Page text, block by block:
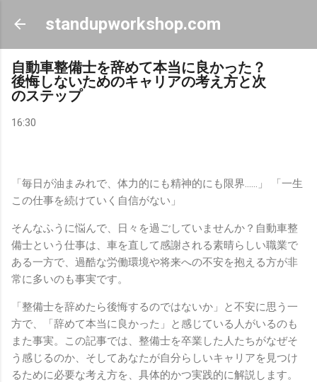
スキップしてメイン コンテンツに移動
standupworkshop.com
自動車整備士を辞めて本当に良かった？
後悔しないためのキャリアの考え方と次
のステップ
16:30
「毎日が油まみれで、体力的にも精神的にも限界……」 「一生
この仕事を続けていく自信がない」
そんなふうに悩んで、日々を過ごしていませんか？自動車整
備士という仕事は、車を直して感謝される素晴らしい職業で
ある一方で、過酷な労働環境や将来への不安を抱える方が非
常に多いのも事実です。
「整備士を辞めたら後悔するのではないか」と不安に思う一
方で、「辞めて本当に良かった」と感じている人がいるのも
また事実。この記事では、整備士を卒業した人たちがなぜそ
う感じるのか、そしてあなたが自分らしいキャリアを見つけ
るために必要な考え方を、具体的かつ実践的に解説します。